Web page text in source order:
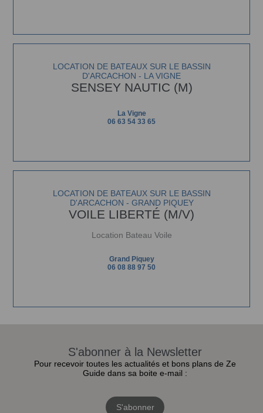
LOCATION DE BATEAUX SUR LE BASSIN
D'ARCACHON - LA VIGNE
SENSEY NAUTIC (M)
La Vigne
06 63 54 33 65
LOCATION DE BATEAUX SUR LE BASSIN
D'ARCACHON - GRAND PIQUEY
VOILE LIBERTÉ (M/V)
Location Bateau Voile
Grand Piquey
06 08 88 97 50
S'abonner à la Newsletter
Pour recevoir toutes les actualités et bons plans de Ze
Guide dans sa boite e-mail :
S'abonner